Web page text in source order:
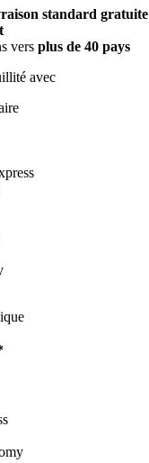
standard gratuite
vers plus de 40 pays
avec